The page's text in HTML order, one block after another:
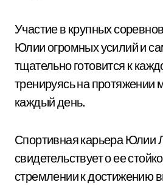
Участие в крупных
Юлии огромных усилий и
тщательно готовится к
тренируясь на протяжении
каждый день.
Спортивная карьера Юлии
свидетельствует о ее
стремлении к достижению